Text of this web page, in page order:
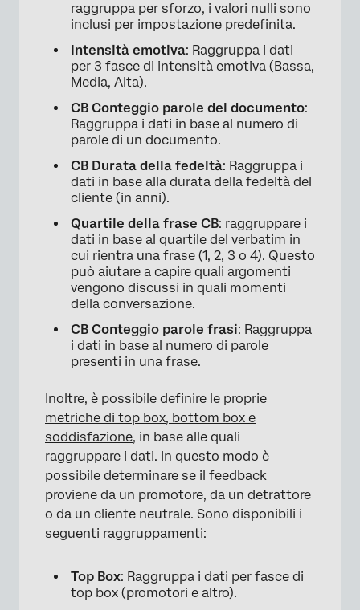
raggruppa per sforzo, i valori nulli sono
inclusi per impostazione predefinita.
Intensità emotiva: Raggruppa i dati
per 3 fasce di intensità emotiva (Bassa,
Media, Alta).
CB Conteggio parole del documento:
Raggruppa i dati in base al numero di
parole di un documento.
CB Durata della fedeltà: Raggruppa i
dati in base alla durata della fedeltà del
cliente (in anni).
Quartile della frase CB: raggruppare i
dati in base al quartile del verbatim in
cui rientra una frase (1, 2, 3 o 4). Questo
può aiutare a capire quali argomenti
vengono discussi in quali momenti
della conversazione.
CB Conteggio parole frasi: Raggruppa
i dati in base al numero di parole
presenti in una frase.
Inoltre, è possibile definire le proprie
metriche di top box, bottom box e
soddisfazione, in base alle quali
raggruppare i dati. In questo modo è
possibile determinare se il feedback
proviene da un promotore, da un detrattore
o da un cliente neutrale. Sono disponibili i
seguenti raggruppamenti:
Top Box: Raggruppa i dati per fasce di
top box (promotori e altro).